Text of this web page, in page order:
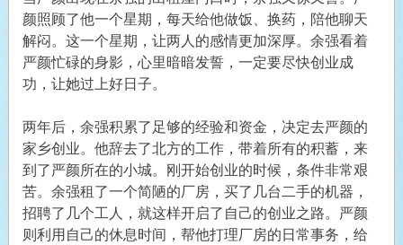
颜照顾了他一个星期，每天给他做饭、换药，陪他聊天
解闷。这一个星期，让两人的感情更加深厚。余强看着
严颜忙碌的身影，心里暗暗发誓，一定要尽快创业成
功，让她过上好日子。
两年后，余强积累了足够的经验和资金，决定去严颜的
家乡创业。他辞去了北方的工作，带着所有的积蓄，来
到了严颜所在的小城。刚开始创业的时候，条件非常艰
苦。余强租了一个简陋的厂房，买了几台二手的机器，
招聘了几个工人，就这样开启了自己的创业之路。严颜
则利用自己的休息时间，帮他打理厂房的日常事务，给